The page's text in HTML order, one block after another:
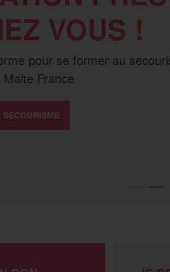
VOUS !
pour se former au
France